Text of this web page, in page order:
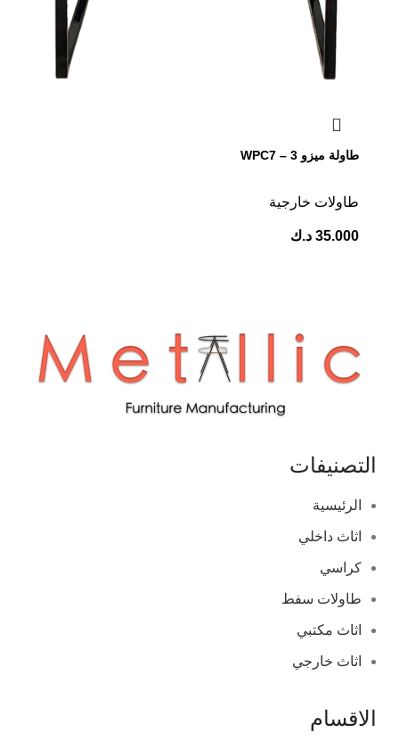
طاولة ميزو WPC7 – 3
طاولات خارجية
35.000 د.ك
التصنيفات
الرئيسية
اثاث داخلي
كراسي
طاولات سفط
اثاث مكتبي
اثاث خارجي
الاقسام